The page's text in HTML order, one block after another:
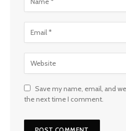
Save my name, email, and
the next time I comment.